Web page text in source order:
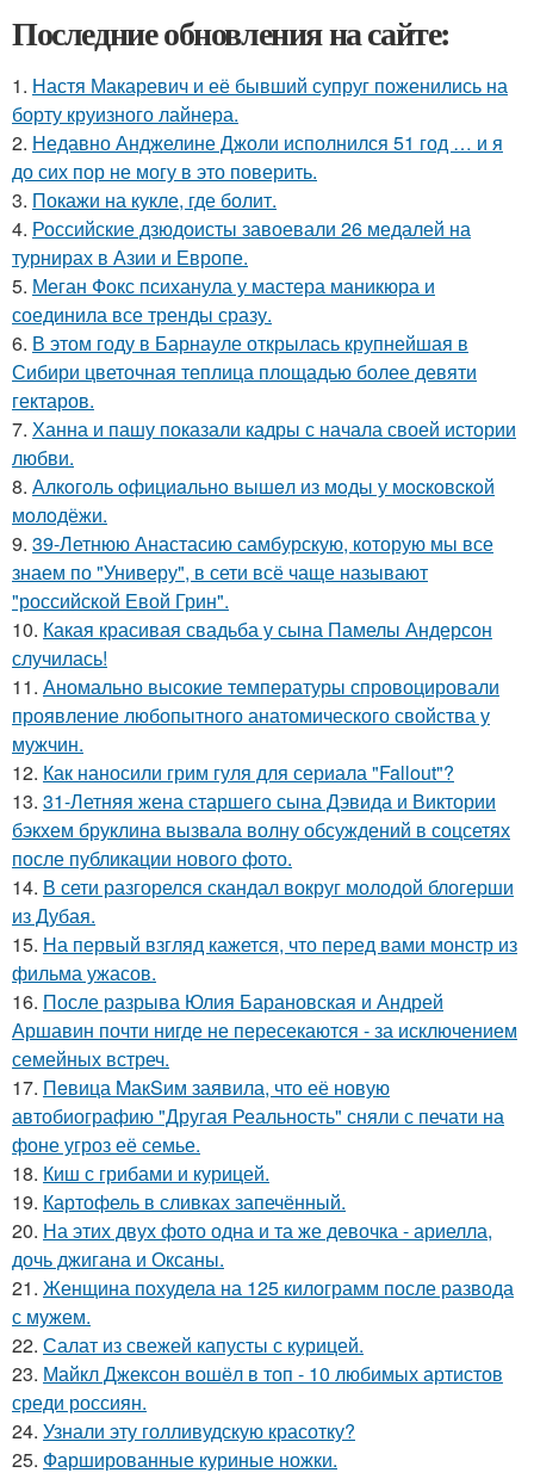
Последние обновления на сайте:
1. Настя Макаревич и её бывший супруг поженились на
борту круизного лайнера.
2. Недавно Анджелине Джоли исполнился 51 год … и я
до сих пор не могу в это поверить.
3. Покажи на кукле, где болит.
4. Российские дзюдоисты завоевали 26 медалей на
турнирах в Азии и Европе.
5. Меган Фокс психанула у мастера маникюра и
соединила все тренды сразу.
6. В этом году в Барнауле открылась крупнейшая в
Сибири цветочная теплица площадью более девяти
гектаров.
7. Ханна и пашу показали кадры с начала своей истории
любви.
8. Алкoгoль oфициaльнo вышeл из мoды у мocкoвcкoй
мoлoдёжи.
9. 39-Летнюю Анастасию самбурскую, которую мы все
знаем по "Универу", в сети всё чаще называют
"российской Евой Грин".
10. Какая красивая свадьба у сына Памелы Андерсон
случилась!
11. Аномально высокие температуры спровоцировали
проявление любопытного анатомического свойства у
мужчин.
12. Как наносили грим гуля для сериала "Fallout"?
13. 31-Летняя жена старшего сына Дэвида и Виктории
бэкхем бруклина вызвала волну обсуждений в соцсетях
после публикации нового фото.
14. В сети разгорелся скандал вокруг молодой блогерши
из Дубая.
15. На первый взгляд кажется, что перед вами монстр из
фильма ужасов.
16. После разрыва Юлия Барановская и Андрей
Аршавин почти нигде не пересекаются - за исключением
семейных встреч.
17. Пeвица MакSим заявила, что её новую
автобиографию "Другая Реальность" сняли с печати на
фоне угроз её семье.
18. Киш с грибами и курицей.
19. Картофель в сливках запечённый.
20. На этих двух фото одна и та же девочка - ариелла,
дочь джигана и Оксаны.
21. Женщина похудела на 125 килограмм после развода
с мужем.
22. Салат из свежей капусты с курицей.
23. Майкл Джексон вошёл в топ - 10 любимых артистов
среди россиян.
24. Узнали эту голливудскую красотку?
25. Фаршированные куриные ножки.